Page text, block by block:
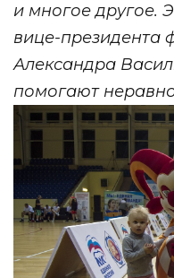
и многое другое.
вице-президента
Александра
помогают